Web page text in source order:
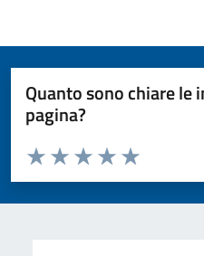
Quanto sono chiare
pagina?
Valuta da 1 a 5 stelle la pagina
Valuta 5
Valuta 4 stelle
Valuta 3 stelle su 5
Valuta 2 stelle su 5
Valuta 1 stelle su 5